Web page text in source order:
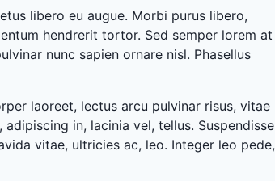
libero eu augue. Morbi purus libero,
hendrerit tortor. Sed semper lorem at
nunc sapien ornare nisl. Phasellus
laoreet, lectus arcu pulvinar risus, vitae
in, lacinia vel, tellus. Suspendisse
vitae, ultricies ac, leo. Integer leo pede,